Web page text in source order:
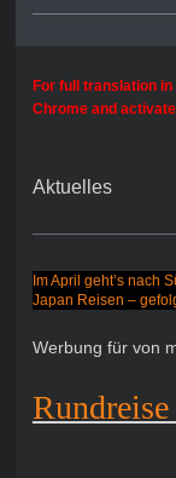
For full translation
Chrome and
Aktuelles
Im April geht’s nach
Japan Reisen –
Werbung für von
Rundreise